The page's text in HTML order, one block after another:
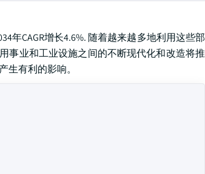
年CAGR增长4.6%. 随着越来越多地利用这些部
事业和工业设施之间的不断现代化和改造将推
有利的影响。